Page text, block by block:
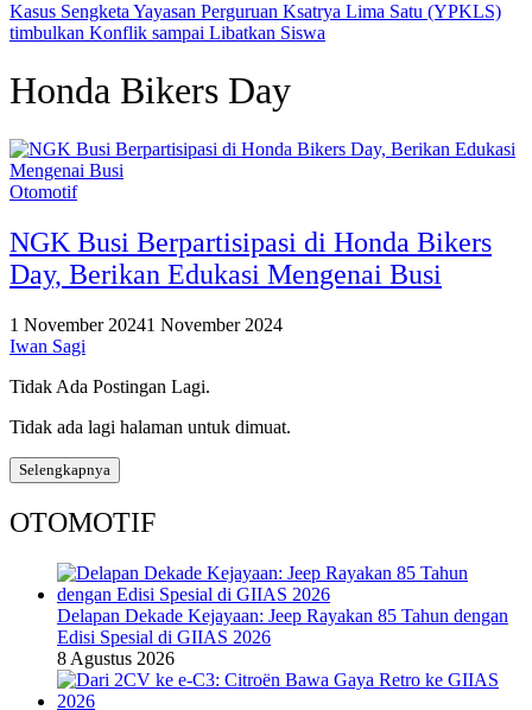
Kasus Sengketa Yayasan Perguruan Ksatrya Lima Satu (YPKLS)
timbulkan Konflik sampai Libatkan Siswa
Honda Bikers Day
Otomotif
NGK Busi Berpartisipasi di Honda Bikers
Day, Berikan Edukasi Mengenai Busi
1 November 20241 November 2024
Iwan Sagi
Tidak Ada Postingan Lagi.
Tidak ada lagi halaman untuk dimuat.
Selengkapnya
OTOMOTIF
Delapan Dekade Kejayaan: Jeep Rayakan 85 Tahun dengan
Edisi Spesial di GIIAS 2026
8 Agustus 2026